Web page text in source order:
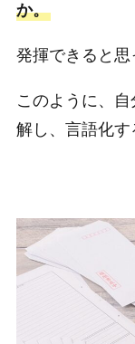
か。
発揮できると思
このように、
解し、言語化す